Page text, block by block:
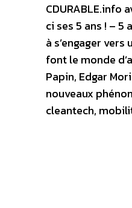
CDURABLE.info
ci ses 5 ans ! –
à s’engager
font le monde
Papin, Edgar
nouveaux
cleantech,